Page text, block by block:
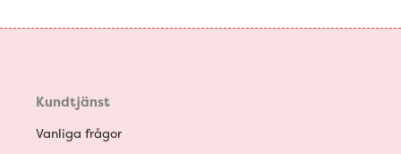
Kundtjänst
Vanliga frågor